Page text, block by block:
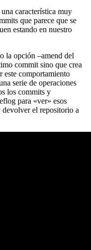
característica muy
que parece que se
estando en nuestro
la opción –amend del
commit sino que crea
este comportamiento
serie de operaciones
los commits y
para «ver» esos
devolver el repositorio a